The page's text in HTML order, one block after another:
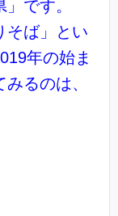
です。
そば」とい
年の始ま
るのは、